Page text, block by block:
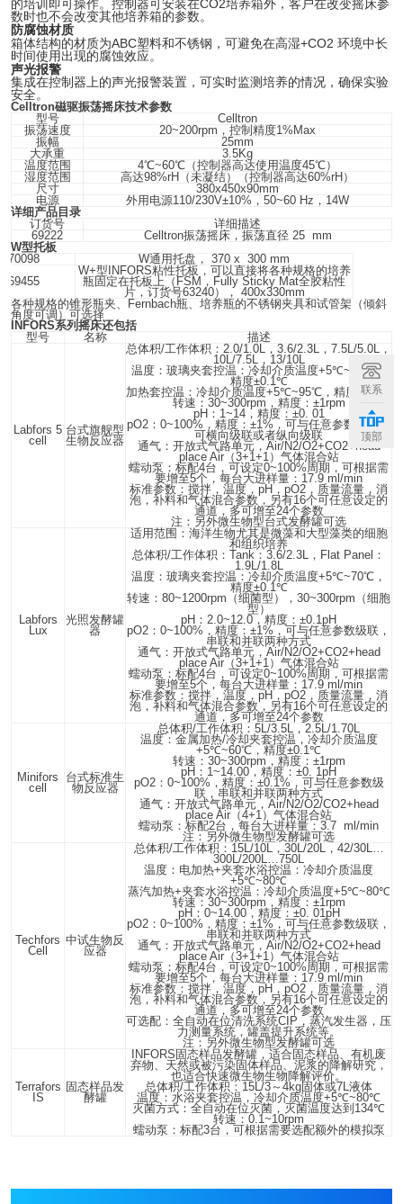
的培训即可操作。控制器可安装在CO2培养箱外，客户在改变摇床参
数时也不会改变其他培养箱的参数。
防腐蚀材质
箱体结构的材质为ABC塑料和不锈钢，可避免在高湿+CO2 环境中长
时间使用出现的腐蚀效应。
声光报警
集成在控制器上的声光报警装置，可实时监测培养的情况，确保实验
安全。
Celltron磁驱振荡摇床技术参数
型号
Celltron
振荡速度
20~200rpm ，控制精度1%Max
振幅
25mm
大承重
3.5Kg
温度范围
4℃~60℃（控制器高达使用温度45℃）
湿度范围
高达98%rH（未凝结）（控制器高达60%rH）
尺寸
380x450x90mm
电源
外用电源110/230V±10%，50~60 Hz，14W
详细产品目录
订货号
详细描述
69222
Celltron振荡摇床，振荡直径 25 mm
W型托板
70098
W通用托盘， 370 x 300 mm
69455
W+型INFORS粘性托板，可以直接将各种规格的培养
瓶固定在托板上（FSM，Fully Sticky Mat全胶粘性
片，订货号63240）， 400x330mm
各种规格的锥形瓶夹、Fernbach瓶、培养瓶的不锈钢夹具和试管架（倾斜
角度可调）可选择
INFORS系列摇床还包括
型号
名称 描述
Labfors 5
cell
台式旗舰型
生物反应器
总体积/工作体积： 2.0/1.0L ， 3.6/2.3L ， 7.5L/5.0L ，
10L/7.5L， 13/10L
温度：玻璃夹套控温：冷却介质温度+5℃~70℃，
精度±0.1℃
加热套控温：冷却介质温度+5℃~95℃ ，精度 ±0.1℃
转速： 30~300rpm ，精度： ±1rpm
pH ： 1~14，精度： ±0. 01
pO2 ： 0~100% ，精度： ±1% ，可与任意参数级联，
可横向级联或者纵向级联
通气：开放式气路单元， Air/N2/O2+CO2+head
place Air（3+1+1）气体混合站
蠕动泵：标配4台，可设定0~100%周期，可根据需
要增至5个，每台大进样量： 17.9 ml/min
标准参数：搅拌，温度， pH ， pO2 ，质量流量，消
泡，补料和气体混合参数，另有16个可任意设定的
通道，多可增至24个参数
注：另外微生物型台式发酵罐可选
Labfors
Lux
光照发酵罐
器
适用范围：海洋生物尤其是微藻和大型藻类的细胞
和组织培养
总体积/工作体积： Tank ： 3.6/2.3L ， Flat Panel ：
1.9L/1.8L
温度：玻璃夹套控温：冷却介质温度+5℃~70℃ ，
精度±0.1℃
转速： 80~1200rpm （细菌型）， 30~300rpm （细胞
型）
pH ： 2.0~12.0 ，精度： ±0.1pH
pO2 ： 0~100% ，精度： ±1% ，可与任意参数级联，
串联和并联两种方式
通气：开放式气路单元， Air/N2/O2+CO2+head
place Air（3+1+1）气体混合站
蠕动泵：标配4台，可设定0~100%周期，可根据需
要增至5个，每台大进样量： 17.9 ml/min
标准参数：搅拌，温度， pH ， pO2 ，质量流量，消
泡，补料和气体混合参数，另有16个可任意设定的
通道，多可增至24个参数
Minifors
cell
台式标准生
物反应器
总体积/工作体积： 5L/3.5L ， 2.5L/1.70L
温度：金属加热/冷却夹套控温，冷却介质温度
+5℃~60℃ ，精度±0.1℃
转速： 30~300rpm ，精度： ±1rpm
pH ： 1~14.00 ，精度： ±0. 1pH
pO2： 0~100% ，精度： ±0.1% ，可与任意参数级
联，串联和并联两种方式
通气：开放式气路单元， Air/N2/O2/CO2+head
place Air （4+1）气体混合站
蠕动泵：标配2台，每台大进样量： 3.7 ml/min
注：另外微生物型发酵罐可选
Techfors
Cell
中试生物反
应器
总体积/工作体积： 15L/10L， 30L/20L， 42/30L…
300L/200L…750L
温度：电加热+夹套水浴控温：冷却介质温度
+5℃~80℃
蒸汽加热+夹套水浴控温：冷却介质温度+5℃~80℃
转速： 30~300rpm ，精度： ±1rpm
pH ： 0~14.00，精度： ±0. 01pH
pO2 ： 0~100% ，精度： ±1% ，可与任意参数级联，
串联和并联两种方式
通气：开放式气路单元， Air/N2/O2+CO2+head
place Air（3+1+1）气体混合站
蠕动泵：标配4台，可设定0~100%周期，可根据需
要增至5个，每台大进样量： 17.9 ml/min
标准参数：搅拌，温度， pH ， pO2 ，质量流量，消
泡，补料和气体混合参数，另有16个可任意设定的
通道，多可增至24个参数
可选配：全自动在位清洗系统CIP ，蒸汽发生器，压
力测量系统，罐盖提升系统等。
注：另外微生物型发酵罐可选
Terrafors
IS
固态样品发
酵罐
INFORS 固态样品发酵罐，适合固态样品、有机废
弃物、天然或被污染固体样品、泥浆的降解研究，
也适合快速微生物生物降解评价。
总体积/工作体积： 15L/3～ 4kg固体或7L液体
温度：水浴夹套控温，冷却介质温度+5℃~80℃
灭菌方式：全自动在位灭菌，灭菌温度达到 134℃
转速： 0.1~10rpm
蠕动泵：标配3台，可根据需要选配额外的模拟泵
联系
顶部